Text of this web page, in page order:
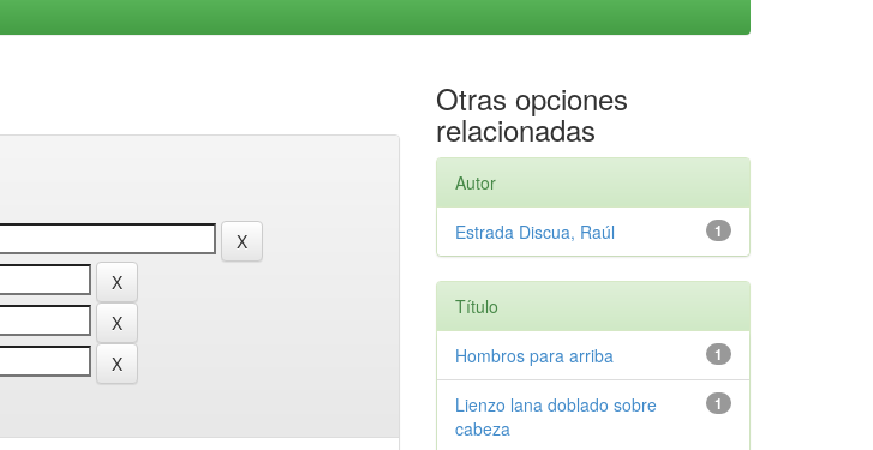
Otras opciones
relacionadas
Autor
1
Estrada Discua, Raúl
Título
1
Hombros para arriba
1
Lienzo lana doblado sobre
cabeza